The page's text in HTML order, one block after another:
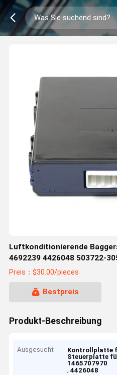
Luftkonditionierende
4692239 4426048 503722-
1465707970 51586-17880
Preis：$30.00/pieces
Bestpreis
Produkt-Beschreibung
Ausgesucht Kontrollplatte
Steuerplatte
1465707970
,4426048